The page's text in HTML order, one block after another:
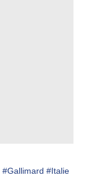
#Gallimard #Italie